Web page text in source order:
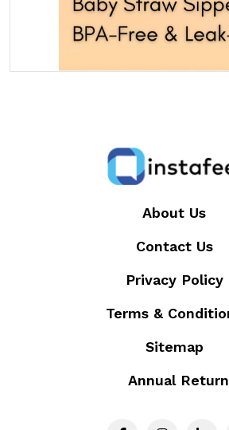
About Us
Contact Us
Privacy Policy
Terms &
Sitemap
Annual Return